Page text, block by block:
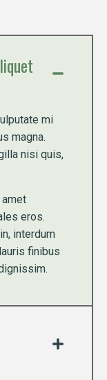
mi
magna.
nisi quis,
eros.
interdum
finibus